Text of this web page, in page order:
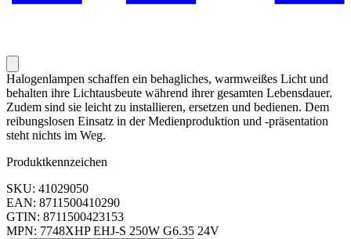
Halogenlampen schaffen ein behagliches, warmweißes Licht und
behalten ihre Lichtausbeute während ihrer gesamten Lebensdauer.
Zudem sind sie leicht zu installieren, ersetzen und bedienen. Dem
reibungslosen Einsatz in der Medienproduktion und -präsentation
steht nichts im Weg.
Produktkennzeichen
SKU: 41029050
EAN: 8711500410290
GTIN: 8711500423153
MPN: 7748XHP EHJ-S 250W G6.35 24V